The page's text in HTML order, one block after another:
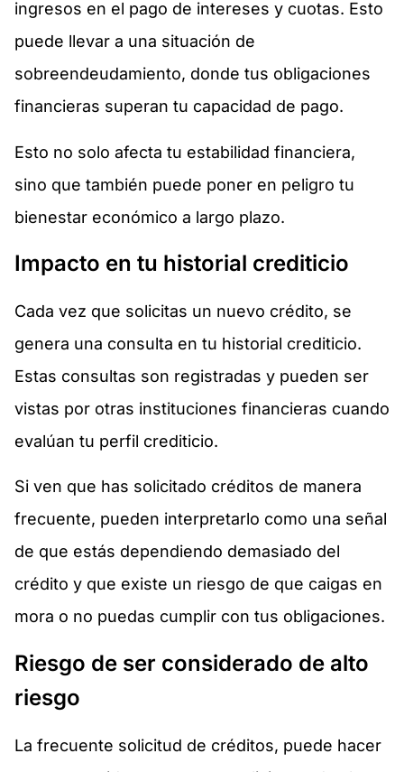
ingresos en el pago de intereses y cuotas. Esto
puede llevar a una situación de
sobreendeudamiento, donde tus obligaciones
financieras superan tu capacidad de pago.
Esto no solo afecta tu estabilidad financiera,
sino que también puede poner en peligro tu
bienestar económico a largo plazo.
Impacto en tu historial crediticio
Cada vez que solicitas un nuevo crédito, se
genera una consulta en tu historial crediticio.
Estas consultas son registradas y pueden ser
vistas por otras instituciones financieras cuando
evalúan tu perfil crediticio.
Si ven que has solicitado créditos de manera
frecuente, pueden interpretarlo como una señal
de que estás dependiendo demasiado del
crédito y que existe un riesgo de que caigas en
mora o no puedas cumplir con tus obligaciones.
Riesgo de ser considerado de alto
riesgo
La frecuente solicitud de créditos, puede hacer